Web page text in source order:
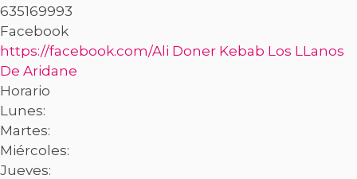
635169993
Facebook
https://facebook.com/Ali Doner Kebab Los LLanos
De Aridane
Horario
Lunes:
Martes:
Miércoles:
Jueves: